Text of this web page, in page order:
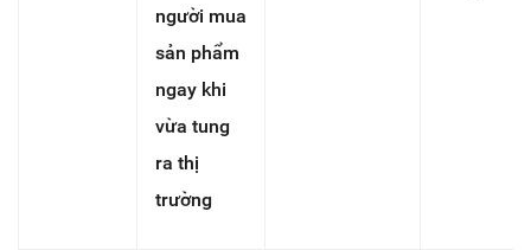
người mua
sản phẩm
ngay khi
vừa tung
ra thị
trường